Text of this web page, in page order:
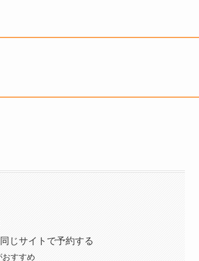
じサイトで予約する
すすめ